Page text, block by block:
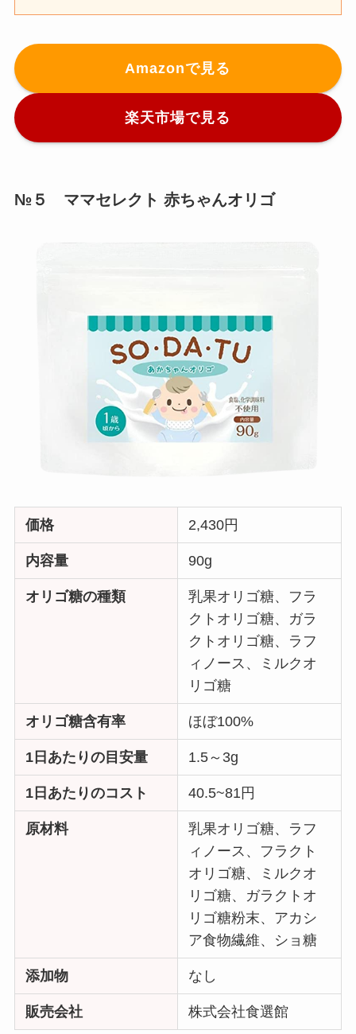
Amazonで見る
楽天市場で見る
№５ ママセレクト 赤ちゃんオリゴ
価格 2,430円
内容量 90g
オリゴ糖の種類
乳果オリゴ糖、フラ
クトオリゴ糖、ガラ
クトオリゴ糖、ラフ
ィノース、ミルクオ
リゴ糖
オリゴ糖含有率 ほぼ100%
1日あたりの目安量 1.5～3g
1日あたりのコスト 40.5~81円
原材料
乳果オリゴ糖、ラフ
ィノース、フラクト
オリゴ糖、ミルクオ
リゴ糖、ガラクトオ
リゴ糖粉末、アカシ
ア食物繊維、ショ糖
添加物 なし
販売会社 株式会社食選館